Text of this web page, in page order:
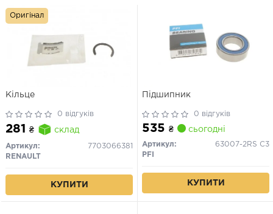
Кільце
0 відгуків
281 ₴ склад
Артикул:
7703066381
RENAULT
КУПИТИ
Оригінал
Підшипник
0 відгуків
535 ₴ сьогодні
Артикул:
63007-2RS C3
PFI
КУПИТИ